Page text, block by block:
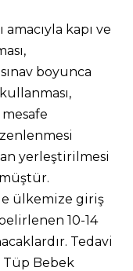
amacıyla kapı ve
boyunca
mesafe
yerleştirilmesi
ülkemize giriş
10-14
Tedavi
Tüp Bebek